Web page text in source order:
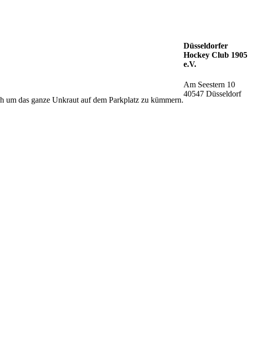
das ganze Unkraut auf dem Parkplatz zu kümmern.
Düsseldorfer
Hockey Club 1905
e.V.
Am Seestern 10
40547 Düsseldorf